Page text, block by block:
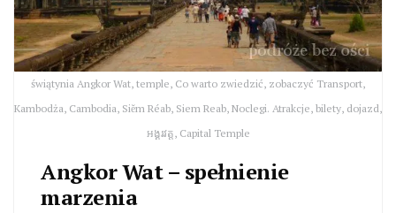
świątynia Angkor Wat, temple, Co warto zwiedzić, zobaczyć Transport,
Kambodża, Cambodia, Siĕm Réab, Siem Reab, Noclegi. Atrakcje, bilety, dojazd,
អង្គរវត្ត, Capital Temple
Angkor Wat – spełnienie
marzenia